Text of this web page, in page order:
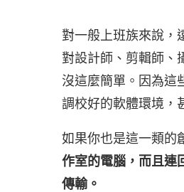
對一般上班族來說，
對設計師、剪輯師、
沒這麼簡單。因為這
調校好的軟體環境，
如果你也是這一類的
作室的電腦，而且連
傳輸。